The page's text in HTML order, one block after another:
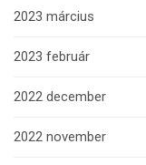
2023 március
2023 február
2022 december
2022 november